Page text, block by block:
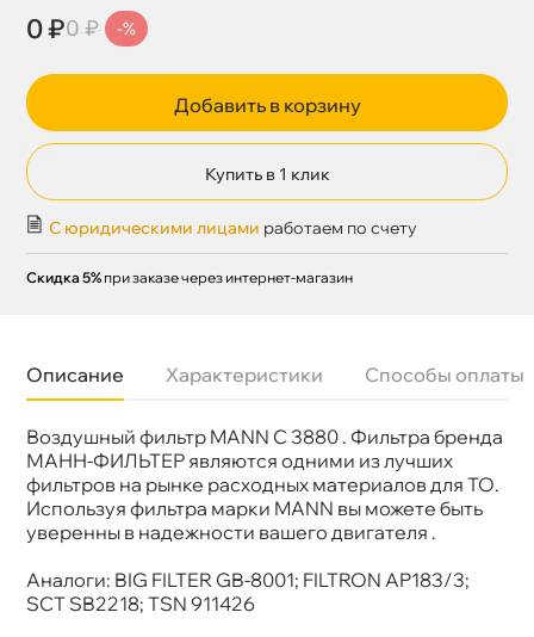
0 ₽0 ₽ -%
Добавить в корзину
Купить в 1 клик
С юридическими лицами работаем по счету
Скидка 5% при заказе через интернет-магазин
Описание Характеристики Способы оплаты
оздушный фильтр MANN C 3880 . Фильтра бренда
МАНН-ФИЛЬТЕР являются одними из лучших
фильтров на рынке расходных материалов для ТО.
Используя фильтра марки MANN вы можете быть
уверенны в надежности вашего двигателя .
Аналоги: BIG FILTER GB-8001; FILTRON AP183/3;
SCT SB2218; TSN 911426
Бренд
MANN-FILTER
Артикул
C 3877/1